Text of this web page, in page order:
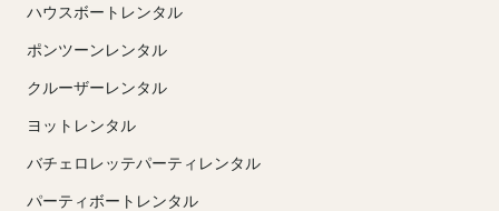
ハウスボートレンタル
ポンツーンレンタル
クルーザーレンタル
ヨットレンタル
バチェロレッテパーティレンタル
パーティボートレンタル